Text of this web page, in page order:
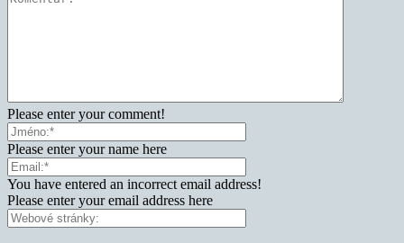
Please enter your comment!
Please enter your name here
You have entered an incorrect email address!
Please enter your email address here